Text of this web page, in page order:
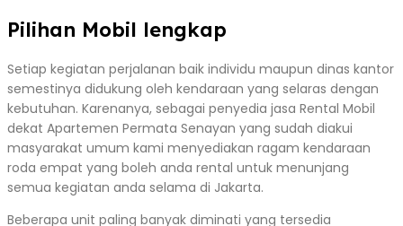
Pilihan Mobil lengkap
Setiap kegiatan perjalanan baik individu maupun dinas kantor
semestinya didukung oleh kendaraan yang selaras dengan
kebutuhan. Karenanya, sebagai penyedia jasa Rental Mobil
dekat Apartemen Permata Senayan yang sudah diakui
masyarakat umum kami menyediakan ragam kendaraan
roda empat yang boleh anda rental untuk menunjang
semua kegiatan anda selama di Jakarta.
Beberapa unit paling banyak diminati yang tersedia